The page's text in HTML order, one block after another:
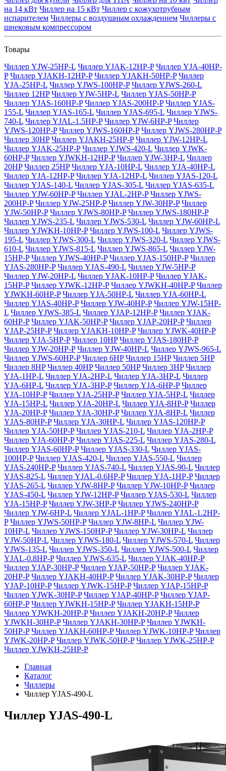
на 14 кВт Чиллер на 15 кВт Чиллер с кожухотрубным
испарителем Чиллеры с воздушным охлаждением Чиллеры с
шнековым компрессором
Товары
Чиллер YJW-25HP-L Чиллер YJAK-12HP-P Чиллер YJA-40HP-
P Чиллер YJAKH-12HP-P Чиллер YJAKH-50HP-P Чиллер
YJA-25HP-L Чиллер YJWS-100HP-P Чиллер YJWS-260-L
Чиллер 12HP Чиллер YJW-5HP-L Чиллер YJAS-50HP-P
Чиллер YJAS-160HP-P Чиллер YJAS-200HP-P Чиллер YJAS-
155-L Чиллер YJAS-165-L Чиллер YJAS-695-L Чиллер YJWS-
740-L Чиллер YJAL-1.5HP-P Чиллер YJW-6HP-P Чиллер
YJWS-120HP-P Чиллер YJWS-160HP-P Чиллер YJWS-280HP-P
Чиллер 30HP Чиллер YJAKH-25HP-P Чиллер YJW-12HP-L
Чиллер YJAK-25HP-P Чиллер YJWS-420-L Чиллер YJWK-
60HP-P Чиллер YJWKH-12HP-P Чиллер YJW-3HP-L Чиллер
20HP Чиллер 25HP Чиллер YJA-10HP-L Чиллер YJA-40HP-L
Чиллер YJA-12HP-P Чиллер YJA-12HP-L Чиллер YJAS-120-L
Чиллер YJAS-140-L Чиллер YJAS-305-L Чиллер YJAS-635-L
Чиллер YJW-60HP-P Чиллер YJAL-2HP-P Чиллер YJWS-
200HP-P Чиллер YJW-25HP-P Чиллер YJW-30HP-P Чиллер
YJW-50HP-P Чиллер YJWS-80HP-P Чиллер YJWS-180HP-P
Чиллер YJWS-235-L Чиллер YJWS-530-L Чиллер YJW-60HP-L
Чиллер YJWKH-10HP-P Чиллер YJWS-100-L Чиллер YJWS-
195-L Чиллер YJWS-300-L Чиллер YJWS-320-L Чиллер YJWS-
610-L Чиллер YJWS-815-L Чиллер YJWS-865-L Чиллер YJW-
15HP-P Чиллер YJWS-40HP-P Чиллер YJAS-150HP-P Чиллер
YJAS-280HP-P Чиллер YJAS-490-L Чиллер YJW-5HP-P
Чиллер YJW-20HP-L Чиллер YJAK-10HP-P Чиллер YJAK-
15HP-P Чиллер YJWK-12HP-P Чиллер YJWKH-40HP-P Чиллер
YJWKH-60HP-P Чиллер YJA-50HP-L Чиллер YJA-60HP-L
Чиллер YJAS-40HP-P Чиллер YJW-40HP-P Чиллер YJW-15HP-
L Чиллер YJWS-385-L Чиллер YJAP-12HP-P Чиллер YJAK-
60HP-P Чиллер YJAK-50HP-P Чиллер YJAP-20HP-P Чиллер
YJAP-25HP-P Чиллер YJAKH-10HP-P Чиллер YJWK-40HP-P
Чиллер YJA-5HP-P Чиллер 10HP Чиллер YJAS-180HP-P
Чиллер YJW-20HP-P Чиллер YJW-40HP-L Чиллер YJWS-965-L
Чиллер YJWS-60HP-P Чиллер 6HP Чиллер 15HP Чиллер 5HP
Чиллер 8HP Чиллер 40HP Чиллер 50HP Чиллер 3HP Чиллер
YJA-1HP-L Чиллер YJA-2HP-L Чиллер YJA-3HP-L Чиллер
YJA-6HP-L Чиллер YJA-3HP-P Чиллер YJA-6HP-P Чиллер
YJA-10HP-P Чиллер YJA-25HP-P Чиллер YJA-5HP-L Чиллер
YJA-15HP-L Чиллер YJA-20HP-L Чиллер YJA-8HP-P Чиллер
YJA-20HP-P Чиллер YJA-30HP-P Чиллер YJA-8HP-L Чиллер
YJAS-80HP-P Чиллер YJA-30HP-L Чиллер YJAS-120HP-P
Чиллер YJA-50HP-P Чиллер YJAS-210-L Чиллер YJA-2HP-P
Чиллер YJA-60HP-P Чиллер YJAS-225-L Чиллер YJAS-280-L
Чиллер YJAS-60HP-P Чиллер YJAS-330-L Чиллер YJAS-
100HP-P Чиллер YJAS-420-L Чиллер YJAS-550-L Чиллер
YJAS-240HP-P Чиллер YJAS-740-L Чиллер YJAS-90-L Чиллер
YJAS-825-L Чиллер YJAL-0.6HP-P Чиллер YJA-1HP-P Чиллер
YJAS-265-L Чиллер YJW-8HP-P Чиллер YJW-10HP-P Чиллер
YJAS-450-L Чиллер YJW-12HP-P Чиллер YJAS-530-L Чиллер
YJA-15HP-P Чиллер YJW-3HP-P Чиллер YJWS-240HP-P
Чиллер YJW-6HP-L Чиллер YJAL-1HP-P Чиллер YJAL-1.2HP-
P Чиллер YJWS-50HP-P Чиллер YJW-8HP-L Чиллер YJW-
10HP-L Чиллер YJWS-150HP-P Чиллер YJW-30HP-L Чиллер
YJW-50HP-L Чиллер YJWS-180-L Чиллер YJWS-570-L Чиллер
YJWS-135-L Чиллер YJWS-350-L Чиллер YJWS-500-L Чиллер
YJAL-0.8HP-P Чиллер YJWS-635-L Чиллер YJAK-40HP-P
Чиллер YJAP-30HP-P Чиллер YJAP-50HP-P Чиллер YJAK-
20HP-P Чиллер YJAKH-40HP-P Чиллер YJAK-30HP-P Чиллер
YJAP-10HP-P Чиллер YJWK-15HP-P Чиллер YJAP-15HP-P
Чиллер YJWK-30HP-P Чиллер YJAP-40HP-P Чиллер YJAP-
60HP-P Чиллер YJWKH-15HP-P Чиллер YJAKH-15HP-P
Чиллер YJWKH-20HP-P Чиллер YJAKH-20HP-P Чиллер
YJWKH-30HP-P Чиллер YJAKH-30HP-P Чиллер YJWKH-
50HP-P Чиллер YJAKH-60HP-P Чиллер YJWK-10HP-P Чиллер
YJWK-20HP-P Чиллер YJWK-50HP-P Чиллер YJWK-25HP-P
Чиллер YJWKH-25HP-P
Главная
Каталог
Чиллеры
Чиллер YJAS-490-L
Чиллер YJAS-490-L